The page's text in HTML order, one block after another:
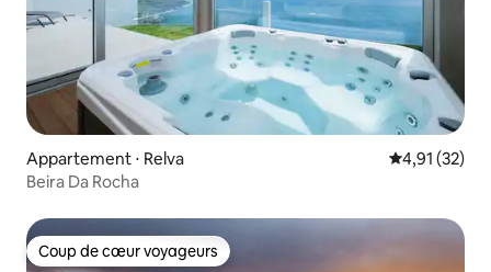
Appartement ⋅ Relva Évaluation
4,91 (32)
Beira Da Rocha
Coup de cœur voyageurs
Coup de cœur voyageurs